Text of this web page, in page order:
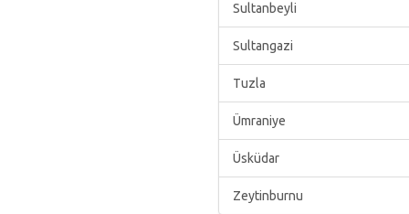
Sultanbeyli
Sultangazi
Tuzla
Ümraniye
Üsküdar
Zeytinburnu